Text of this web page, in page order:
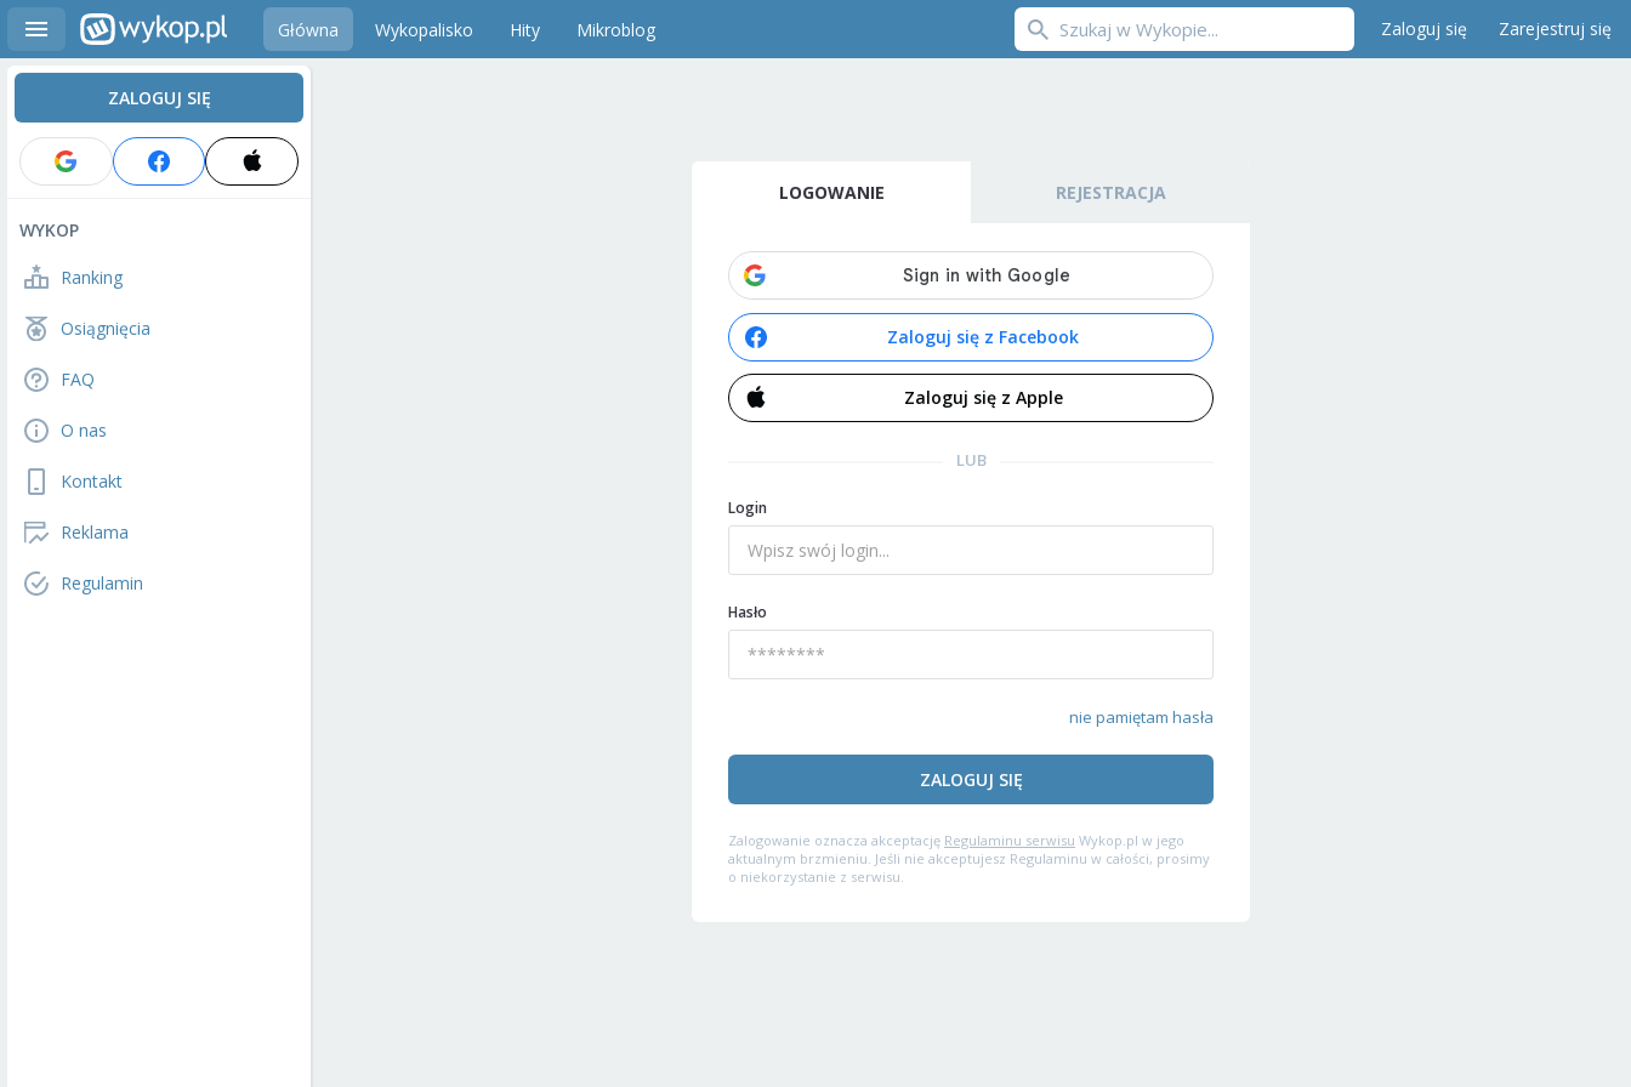
Główna Wykopalisko Hity Mikroblog Zaloguj się Zarejestruj się
ZALOGUJ SIĘ
WYKOP
Ranking
Osiągnięcia
FAQ
O nas
Kontakt
Reklama
Regulamin
LOGOWANIE REJESTRACJA
Zaloguj się z Facebook
Zaloguj się z Apple
LUB
Login
Hasło
nie pamiętam hasła
ZALOGUJ SIĘ
Zalogowanie oznacza akceptację Regulaminu serwisu Wykop.pl w jego
aktualnym brzmieniu. Jeśli nie akceptujesz Regulaminu w całości, prosimy
o niekorzystanie z serwisu.